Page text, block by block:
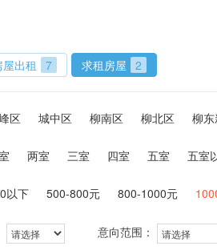
屋出租 7 求租房屋 2
区 城中区 柳南区 柳北区 柳
两室 三室 四室 五室 五室
以下 500-800元 800-1000元
意向范围：